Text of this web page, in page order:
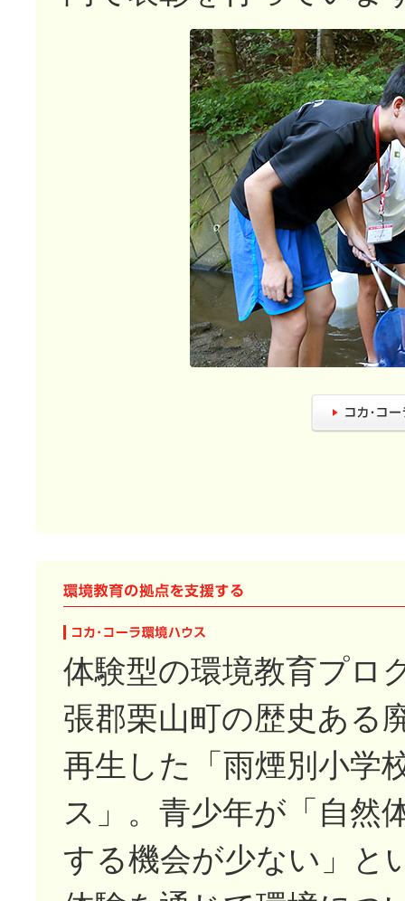
体験型の環境教育プロ
張郡栗山町の歴史ある
再生した「雨煙別小学
ス」。青少年が「自然
する機会が少ない」と